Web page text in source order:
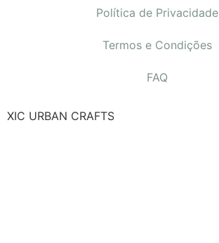
Política de Privacidade
Termos e Condições
FAQ
XIC URBAN CRAFTS